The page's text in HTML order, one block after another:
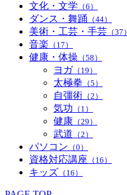
文化・文学 （6）
ダンス・舞踊 （44）
美術・工芸・手芸 （37）
音楽 （17）
健康・体操 （58）
ヨガ （19）
太極拳 （5）
自彊術 （2）
気功 （1）
健康 （29）
武道 （2）
パソコン （0）
資格対応講座 （16）
キッズ （16）